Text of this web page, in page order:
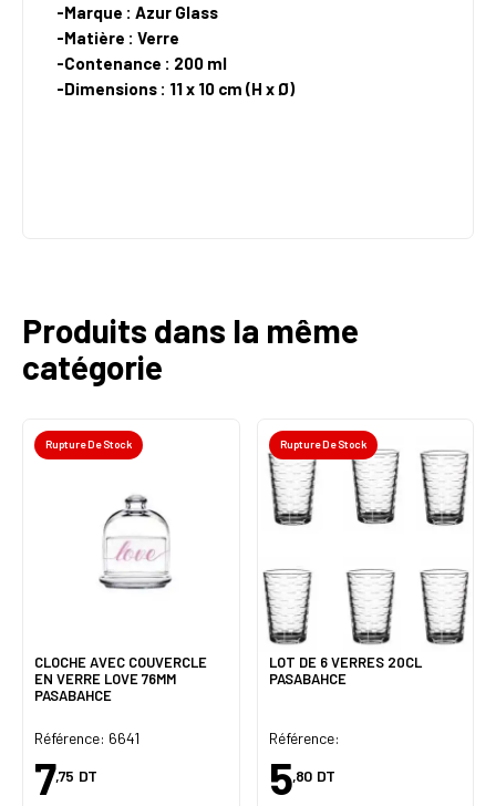
-Marque : Azur Glass
-Matière : Verre
-Contenance : 200 ml
-Dimensions : 11 x 10 cm (H x Ø)
Produits dans la même
catégorie
Rupture De Stock
CLOCHE AVEC COUVERCLE
EN VERRE LOVE 76MM
PASABAHCE
Référence: 6641
7,75 DT
Rupture De Stock
LOT DE 6 VERRES 20CL
PASABAHCE
Référence:
5,80 DT